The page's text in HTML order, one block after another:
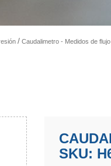
Caudalimetro - Medidos de
SKU: